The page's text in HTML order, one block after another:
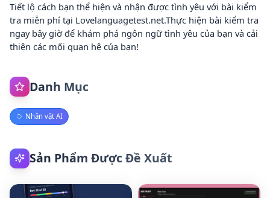
Tiết lộ cách bạn thể hiện và nhận được tình yêu với bài kiểm
tra miễn phí tại Lovelanguagetest.net.Thực hiện bài kiểm tra
ngay bây giờ để khám phá ngôn ngữ tình yêu của bạn và cải
thiện các mối quan hệ của bạn!
Danh Mục
Nhân vật AI
Sản Phẩm Được Đề Xuất